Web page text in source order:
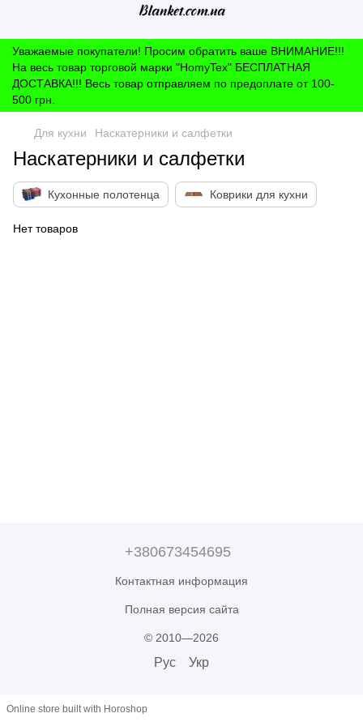
Уважаемые покупатели! Просим обратить ваше ВНИМАНИЕ!!!
На весь товар торговой марки "HomyTex" БЕСПЛАТНАЯ
ДОСТАВКА!!! Весь товар отправляем по предоплате от 100-
500 грн.
Для кухни Наскатерники и салфетки
Наскатерники и салфетки
Кухонные полотенца Коврики для кухни
Нет товаров
+380673454695
Контактная информация
Полная версия сайта
© 2010—2026
Рус Укр
Online store built with Horoshop